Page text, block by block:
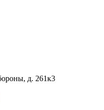
д. 261к3